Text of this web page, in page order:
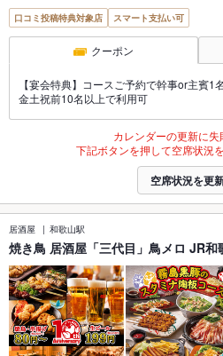
口コミ投稿特典対象店 スマート支払い可
クーポン
【宴会特典】コースご予約で幹事or主賓
金土祝前10名以上で利用可
カレンダーの更新に失
下記ボタンを押して空席状況
空席状況を更
居酒屋 和歌山駅
焼き鳥 居酒屋「三代目」鳥メロ JR和